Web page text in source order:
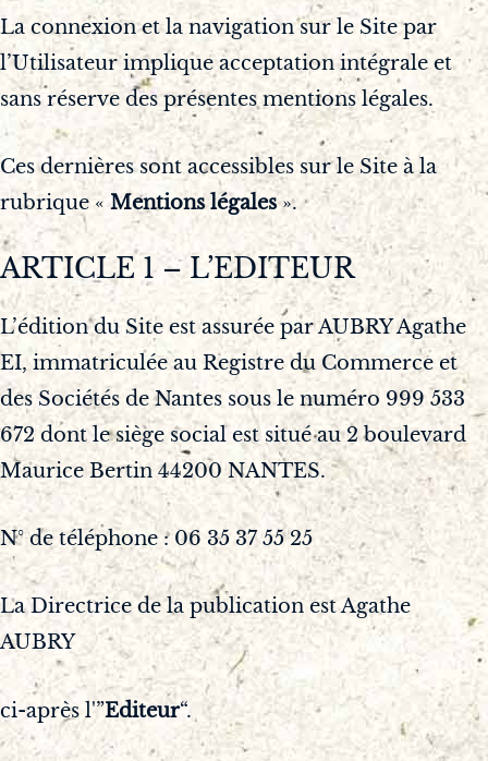
La connexion et la navigation sur le Site par
l’Utilisateur implique acceptation intégrale et
sans réserve des présentes mentions légales.
Ces dernières sont accessibles sur le Site à la
rubrique « Mentions légales».
ARTICLE 1 – L’EDITEUR
L’édition du Site est assurée par AUBRY Agathe
EI, immatriculée au Registre du Commerce et
des Sociétés de Nantes sous le numéro 999 533
672 dont le siège social est situé au 2 boulevard
Maurice Bertin 44200 NANTES.
N° de téléphone : 06 35 37 55 25
La Directrice de la publication est Agathe
AUBRY
ci-après l'”Editeur“.